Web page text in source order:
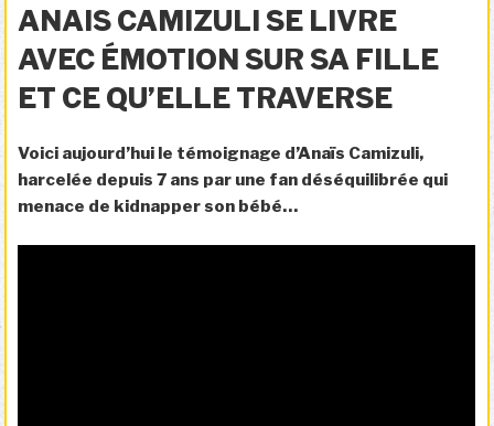
LE
ANAIS CAMIZULI SE LIVRE
AVEC ÉMOTION SUR SA FILLE
ET CE QU’ELLE TRAVERSE
Voici aujourd’hui le témoignage d’Anaïs Camizuli,
harcelée depuis 7 ans par une fan déséquilibrée qui
menace de kidnapper son bébé…